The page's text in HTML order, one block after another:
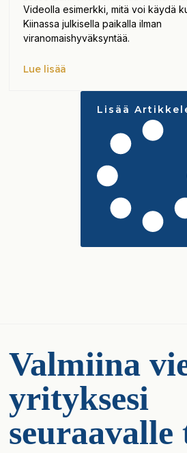
Videolla esimerkki, mitä voi käydä
Kiinassa julkisella paikalla ilman
viranomaishyväksyntää.
Lue lisää
Lisää
Valmiina
yrityksesi
seuraavalle